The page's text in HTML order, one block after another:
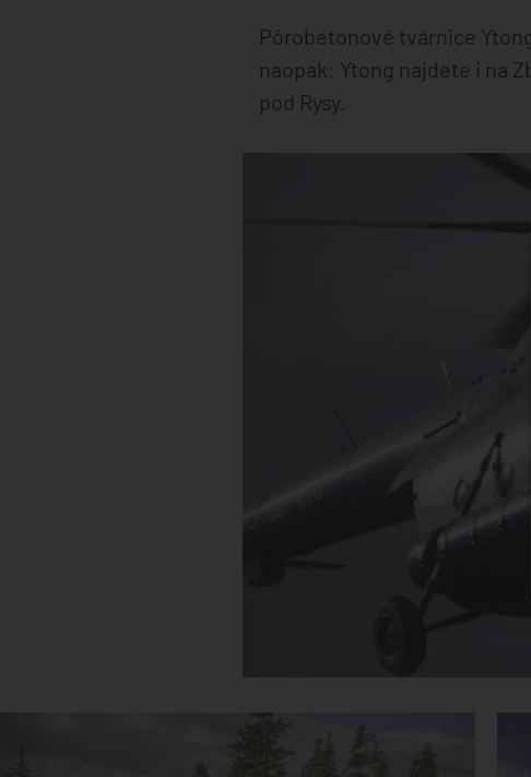
Pórobetonové tvárnice
naopak: Ytong najdete i na
pod Rysy.